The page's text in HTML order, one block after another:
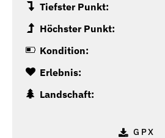
Tiefster Punkt:
Höchster Punkt:
Kondition:
Erlebnis:
Landschaft:
GPX